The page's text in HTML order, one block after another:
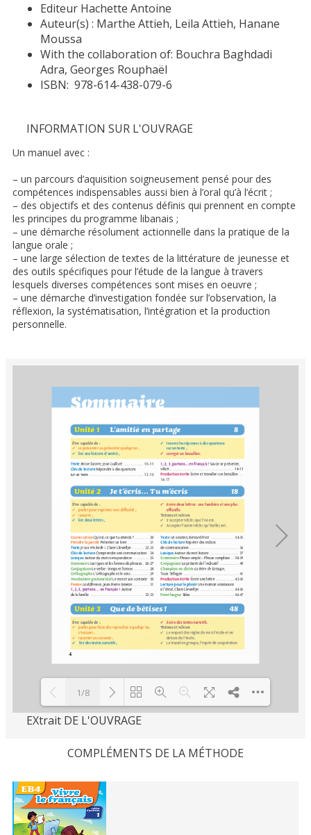
Editeur Hachette Antoine
Auteur(s) : Marthe Attieh, Leila Attieh, Hanane
Moussa
With the collaboration of: Bouchra Baghdadi
Adra, Georges Rouphaël
ISBN: 978-614-438-079-6
INFORMATION SUR L'OUVRAGE
Un manuel avec :
– un parcours d’aquisition soigneusement pensé pour des
compétences indispensables aussi bien à l’oral qu’à l’écrit ;
– des objectifs et des contenus définis qui prennent en compte
les principes du programme libanais ;
– une démarche résolument actionnelle dans la pratique de la
langue orale ;
– une large sélection de textes de la littérature de jeunesse et
des outils spécifiques pour l’étude de la langue à travers
lesquels diverses compétences sont mises en oeuvre ;
– une démarche d’investigation fondée sur l’observation, la
réflexion, la systématisation, l’intégration et la production
personnelle.
1/8
EXtrait DE L'OUVRAGE
COMPLÉMENTS DE LA MÉTHODE
Related
Books